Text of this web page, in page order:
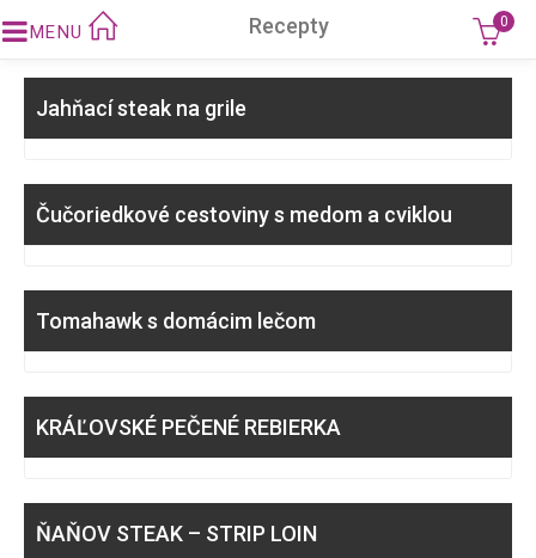
Recepty 0
Jahňací steak na grile
Čučoriedkové cestoviny s medom a cviklou
Tomahawk s domácim lečom
KRÁĽOVSKÉ PEČENÉ REBIERKA
ŇAŇOV STEAK – STRIP LOIN